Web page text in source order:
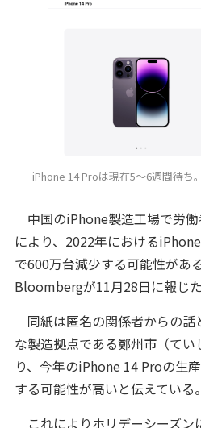
iPhone 14 Proは現在5〜6週間待ち
中国のiPhone製造工場で労
により、2022年における
で600万台減少する可能性があ
Bloombergが11月28日に報じた
同紙は匿名の関係者からの話
な製造拠点である鄭州市（て
り、今年のiPhone 14 Proの生
する可能性が高いと伝えている。
これによりホリデーシーズン